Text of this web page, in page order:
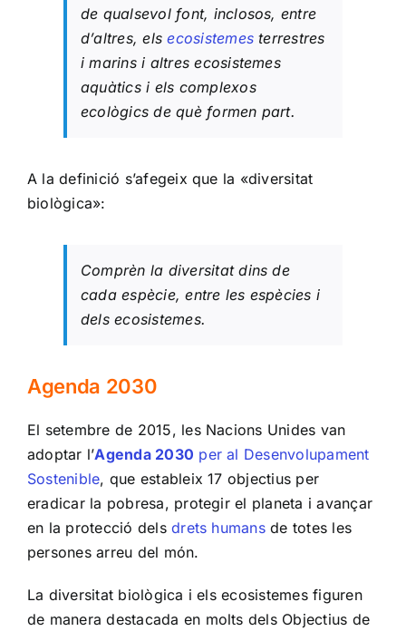
de qualsevol font, inclosos, entre
d’altres, elsecosistemes terrestres
i marins i altres ecosistemes
aquàtics i els complexos
ecològics de què formen part.
A la definició s’afegeix que la «diversitat
biològica»:
Comprèn la diversitat dins de
cada espècie, entre les espècies i
dels ecosistemes.
Agenda 2030
El setembre de 2015, les Nacions Unides van
adoptar l’Agenda 2030 per al Desenvolupament
Sostenible, que estableix 17 objectius per
eradicar la pobresa, protegir el planeta i avançar
en la protecció delsdrets humansde totes les
persones arreu del món.
La diversitat biològica i els ecosistemes figuren
de manera destacada en molts dels Objectius de